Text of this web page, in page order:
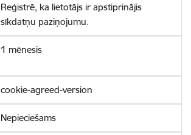
Reģistrē, ka lietotājs ir apstiprinājis
sīkdatņu paziņojumu.
1 mēnesis
cookie-agreed-version
Nepieciešams